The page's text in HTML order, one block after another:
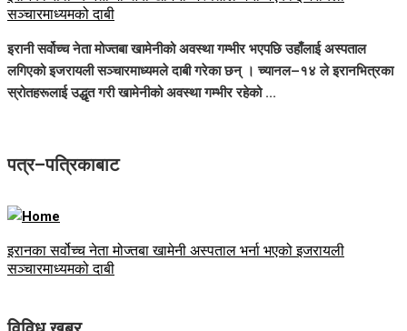
सञ्चारमाध्यमको दाबी
इरानी सर्वोच्च नेता मोज्तबा खामेनीको अवस्था गम्भीर भएपछि उहाँलाई अस्पताल
लगिएको इजरायली सञ्चारमाध्यमले दाबी गरेका छन् । च्यानल–१४ ले इरानभित्रका
स्रोतहरूलाई उद्धृत गरी खामेनीको अवस्था गम्भीर रहेको ...
पत्र–पत्रिकाबाट
इरानका सर्वोच्च नेता मोज्तबा खामेनी अस्पताल भर्ना भएको इजरायली
सञ्चारमाध्यमको दाबी